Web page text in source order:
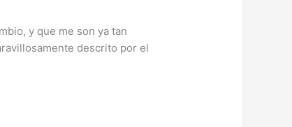
y que me son ya tan
descrito por el